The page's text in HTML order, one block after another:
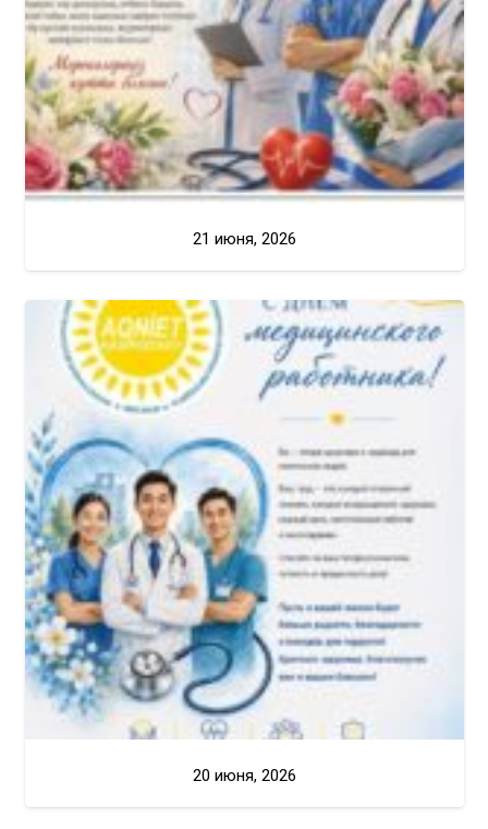
21 июня, 2026
20 июня, 2026